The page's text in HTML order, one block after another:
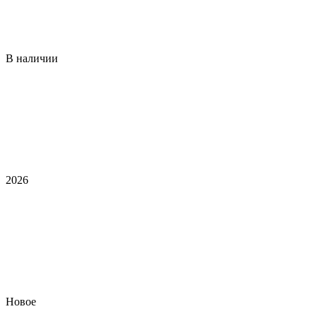
В наличии
2026
Новое